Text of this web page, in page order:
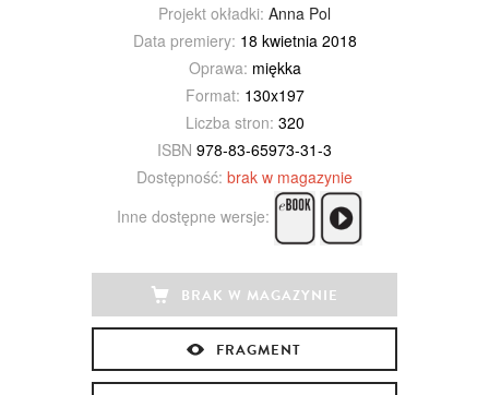
Projekt okładki: Anna Pol
Data premiery: 18 kwietnia 2018
Oprawa: miękka
Format: 130x197
Liczba stron: 320
ISBN 978-83-65973-31-3
Dostępność: brak w magazynie
Inne dostępne wersje:
BRAK W MAGAZYNIE
FRAGMENT